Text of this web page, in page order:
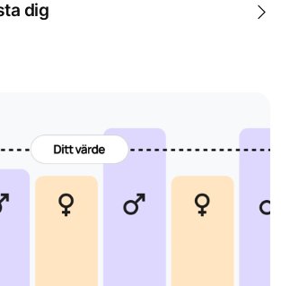
eller utebliven menstruation
av hormonella sjukdomar
sjukdomar som påverkar
eller hypofysen.
dig